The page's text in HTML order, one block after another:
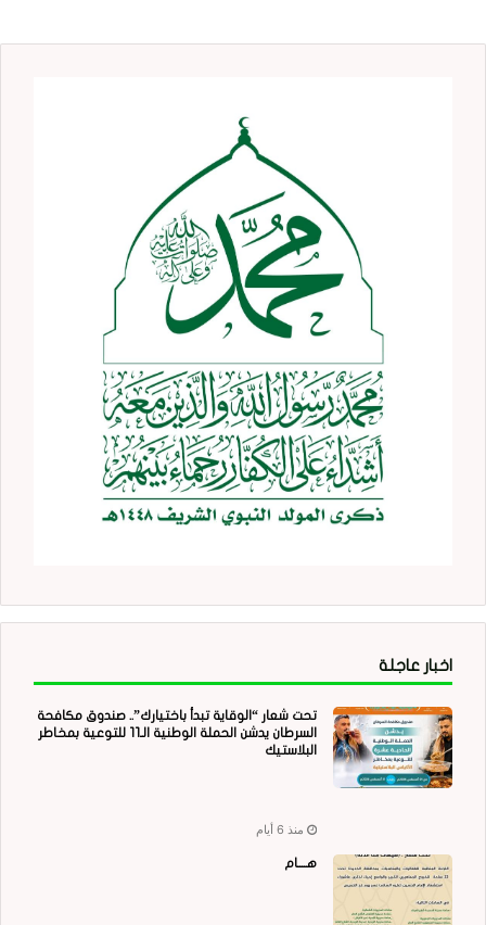
اخبار عاجلة
تحت شعار “الوقاية تبدأ باختيارك”.. صندوق مكافحة
السرطان يدشن الحملة الوطنية الـ11 للتوعية بمخاطر
البلاستيك
منذ 6 أيام
هــــام